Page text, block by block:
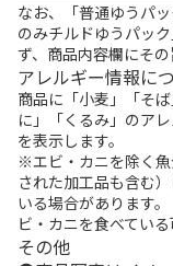
なお、「普通ゆうパ
のみチルドゆうパッ
ず、商品内容欄にその
アレルギー情報に
商品に「小麦」「そ
に」「くるみ」のア
を表示します。
※エビ・カニを除く
された加工品も含む
いる場合があります
ビ・カニを食べている
その他